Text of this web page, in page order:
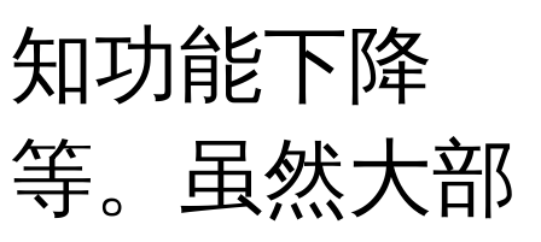
知功能下降
等。虽然大部